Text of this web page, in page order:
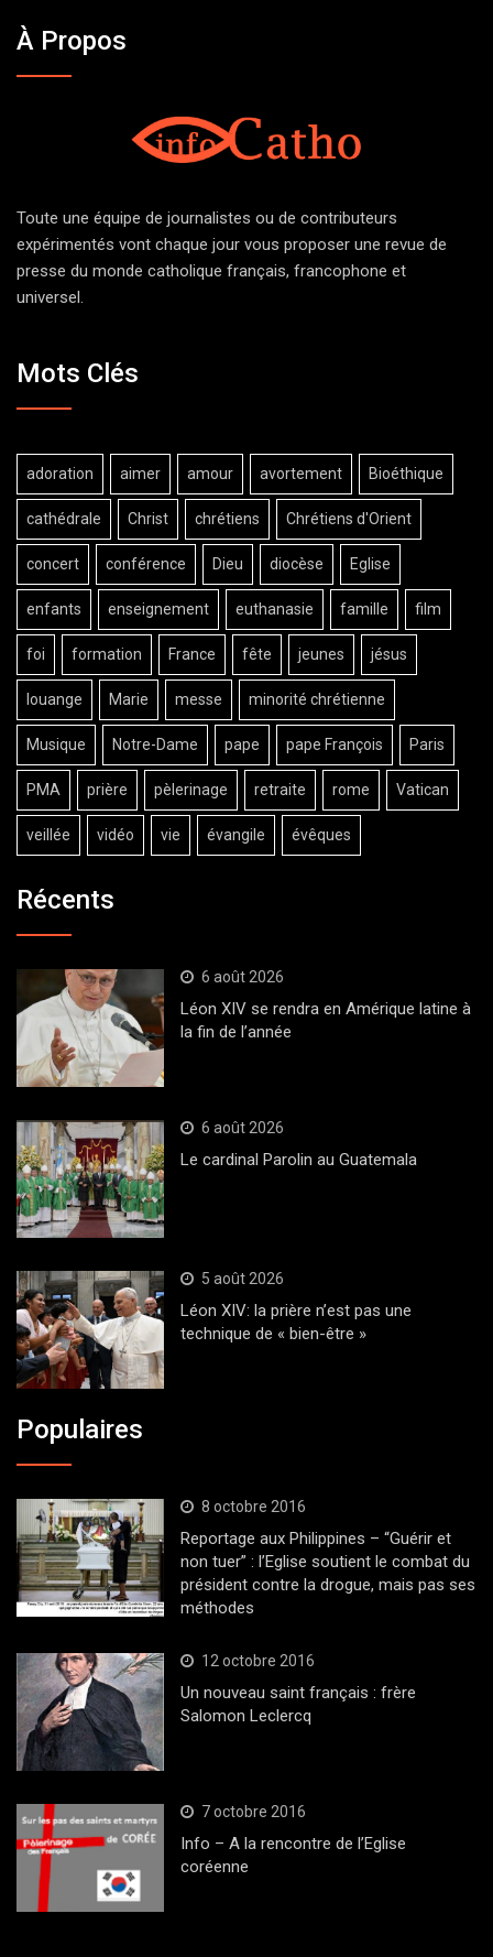
À Propos
Toute une équipe de journalistes ou de contributeurs
expérimentés vont chaque jour vous proposer une revue de
presse du monde catholique français, francophone et
universel.
Mots Clés
adoration aimer amour avortement Bioéthique
cathédrale Christ chrétiens Chrétiens d'Orient
concert conférence Dieu diocèse Eglise
enfants enseignement euthanasie famille film
foi formation France fête jeunes jésus
louange Marie messe minorité chrétienne
Musique Notre-Dame pape pape François Paris
PMA prière pèlerinage retraite rome Vatican
veillée vidéo vie évangile évêques
Récents
6 août 2026
Léon XIV se rendra en Amérique latine à
la fin de l’année
6 août 2026
Le cardinal Parolin au Guatemala
5 août 2026
Léon XIV: la prière n’est pas une
technique de « bien-être »
Populaires
8 octobre 2016
Reportage aux Philippines – “Guérir et
non tuer” : l’Eglise soutient le combat du
président contre la drogue, mais pas ses
méthodes
12 octobre 2016
Un nouveau saint français : frère
Salomon Leclercq
7 octobre 2016
Info – A la rencontre de l’Eglise
coréenne